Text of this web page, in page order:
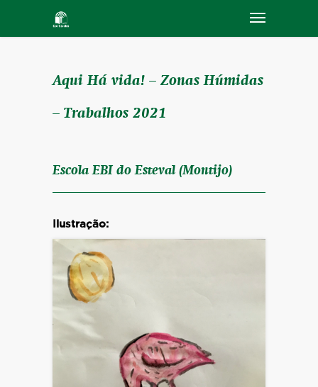
Aqui Há vida! – Zonas Húmidas
– Trabalhos 2021
Escola EBI do Esteval (Montijo)
Ilustração: